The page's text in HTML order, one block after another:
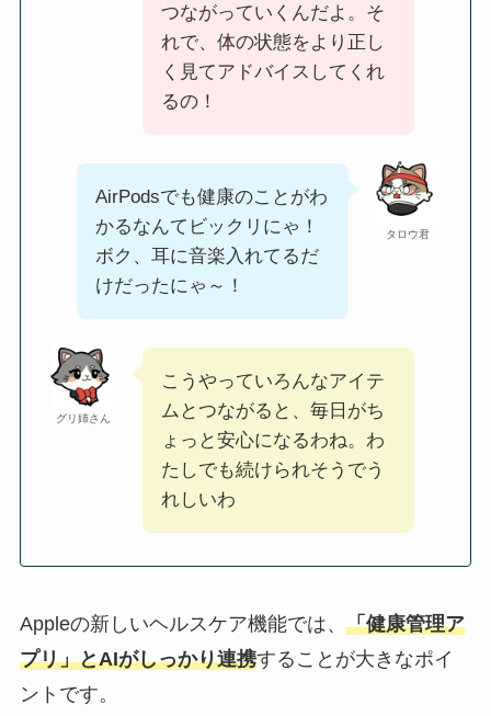
つながっていくんだよ。そ
れで、体の状態をより正し
く見てアドバイスしてくれ
るの！
タロウ君
AirPodsでも健康のことがわ
かるなんてビックリにゃ！
ボク、耳に音楽入れてるだ
けだったにゃ～！
グリ姉さん
こうやっていろんなアイテ
ムとつながると、毎日がち
ょっと安心になるわね。わ
たしでも続けられそうでう
れしいわ
Appleの新しいヘルスケア機能では、 「健康管理ア
プリ」とAIがしっかり連携することが大きなポイ
ントです。